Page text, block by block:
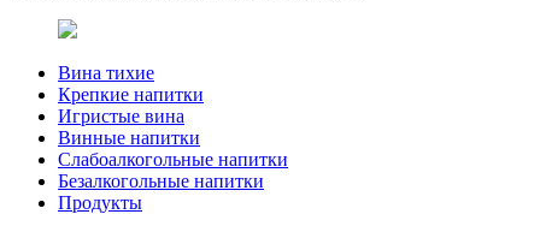
Вина тихие
Крепкие напитки
Игристые вина
Винные напитки
Слабоалкогольные напитки
Безалкогольные напитки
Продукты